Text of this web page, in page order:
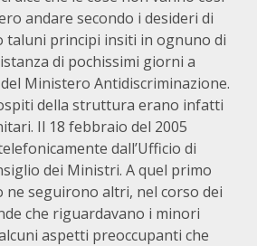
andare secondo i desideri di
taluni principi insiti in ognuno di
di pochissimi giorni a
Ministero Antidiscriminazione.
della struttura erano infatti
Il 18 febbraio del 2005
dall’Ufficio di
dei Ministri. A quel primo
seguirono altri, nel corso dei
che riguardavano i minori
aspetti preoccupanti che